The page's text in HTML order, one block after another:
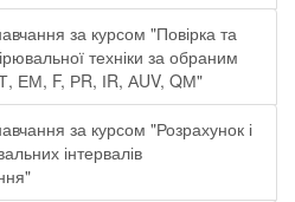
за курсом "Повірка та
техніки за обраним
ЕМ, F, РR, ІR, АUV, QМ"
за курсом "Розрахунок і
інтервалів